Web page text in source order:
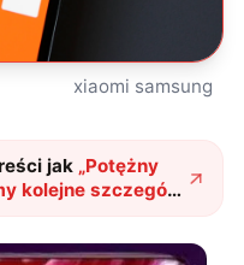
xiaomi samsung
jak „Potężny
kolejne szczegóły